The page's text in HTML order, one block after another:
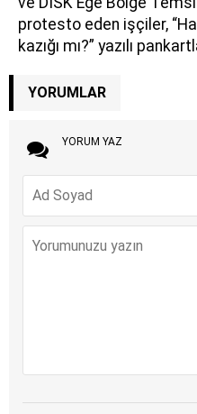
protesto eden işçiler,
kazığı mı?” yazılı
YORUMLAR
YORUM YAZ